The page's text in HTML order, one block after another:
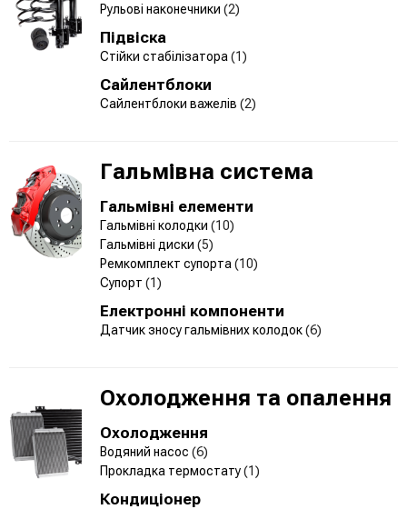
Рульові наконечники (2)
Підвіска
Стійки стабілізатора (1)
Сайлентблоки
Сайлентблоки важелів (2)
Гальмівна система
Гальмівні елементи
Гальмівні колодки (10)
Гальмівні диски (5)
Ремкомплект супорта (10)
Супорт (1)
Електронні компоненти
Датчик зносу гальмівних колодок(6)
Охолодження та опалення
Охолодження
Водяний насос (6)
Прокладка термостату(1)
Кондиціонер